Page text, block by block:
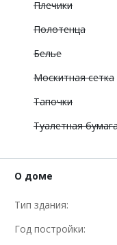
Плечики
Полотенца
Белье
Москитная сетка
Тапочки
Туалетная
О доме
Тип здания:
Год постройки: